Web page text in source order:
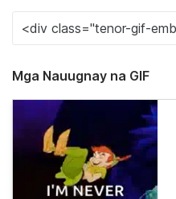
Mga Nauugnay na GIF